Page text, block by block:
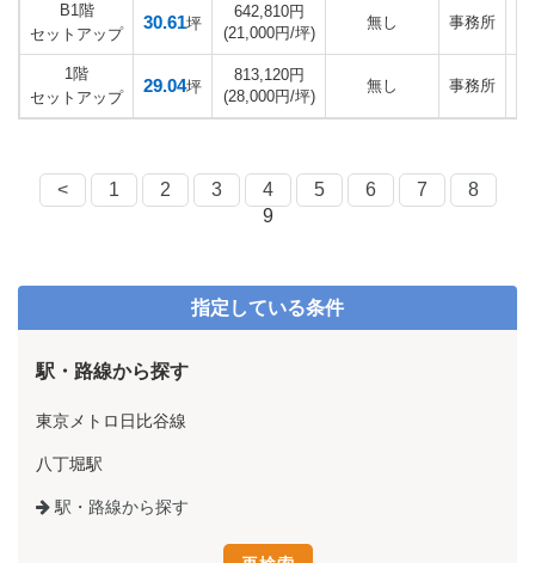
B1階
セットアップ
30.61坪
642,810円
(21,000円/坪)
無し 事務所
1階
セットアップ
29.04坪
813,120円
(28,000円/坪)
無し 事務所
< 1 2 3 4 5 6 7
8
9
指定している条件
駅・路線から探す
東京メトロ日比谷線
八丁堀駅
駅・路線から探す